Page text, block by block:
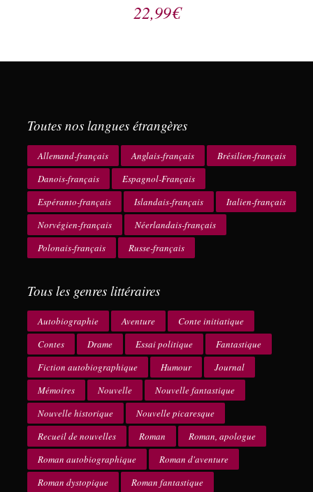
22,99€
Toutes nos langues étrangères
Allemand-français Anglais-français
Brésilien-français
Danois-français
Espagnol-Français
Espéranto-français
Islandais-français
Italien-français
Norvégien-français
Néerlandais-français
Polonais-français
Russe-français
Tous les genres littéraires
Autobiographie Aventure
Conte initiatique
Contes
Drame Essai politique
Fantastique
Fiction autobiographique
Humour
Journal
Mémoires
Nouvelle
Nouvelle fantastique
Nouvelle historique
Nouvelle picaresque
Recueil de nouvelles
Roman
Roman, apologue
Roman autobiographique
Roman d'aventure
Roman dystopique
Roman fantastique